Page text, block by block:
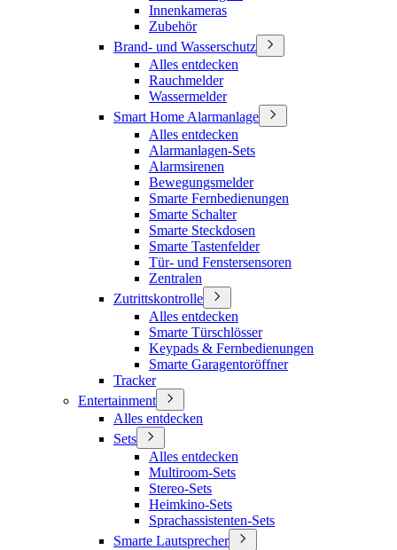
Innenkameras
Zubehör
Brand- und Wasserschutz
Alles entdecken
Rauchmelder
Wassermelder
Smart Home Alarmanlage
Alles entdecken
Alarmanlagen-Sets
Alarmsirenen
Bewegungsmelder
Smarte Fernbedienungen
Smarte Schalter
Smarte Steckdosen
Smarte Tastenfelder
Tür- und Fenstersensoren
Zentralen
Zutrittskontrolle
Alles entdecken
Smarte Türschlösser
Keypads & Fernbedienungen
Smarte Garagentoröffner
Tracker
Entertainment
Alles entdecken
Sets
Alles entdecken
Multiroom-Sets
Stereo-Sets
Heimkino-Sets
Sprachassistenten-Sets
Smarte Lautsprecher